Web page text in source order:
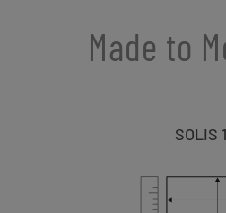
Made to
SOLIS 1